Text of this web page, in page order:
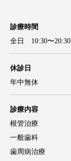
診療時間
全日 10:30〜20:30
休診日
年中無休
診療内容
根管治療
一般歯科
歯周病治療